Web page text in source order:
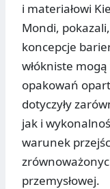
i materiałowi
Mondi,
koncepcje
włókniste
opakowań
dotyczyły
jak i
warunek
przemysłowej.